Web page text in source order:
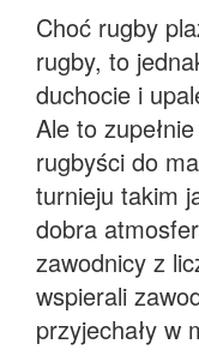
Choć rugby
rugby, to
duchocie i
Ale to
rugbyści do
turnieju takim
dobra
zawodnicy z
wspierali
przyjechały w